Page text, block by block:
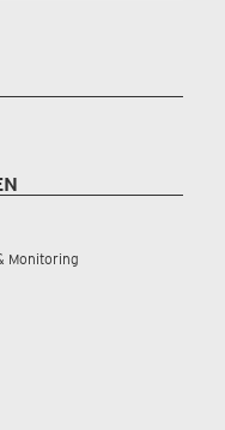
Monitoring